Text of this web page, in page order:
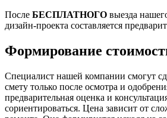
После БЕСПЛАТНОГО выезда
дизайн-проекта составляется
Формирование
Специалист нашей компании смогут
смету только после осмотра и
предварительная оценка и
сориентироваться. Цена зависит от